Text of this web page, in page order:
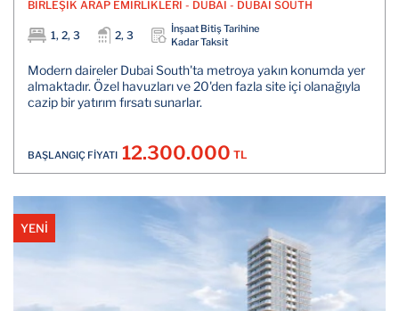
BİRLEŞİK ARAP EMİRLİKLERİ - DUBAİ - DUBAİ SOUTH
1, 2, 3 2, 3
İnşaat Bitiş Tarihine
Kadar Taksit
Modern daireler Dubai South'ta metroya yakın konumda yer
almaktadır. Özel havuzları ve 20'den fazla site içi olanağıyla
cazip bir yatırım fırsatı sunarlar.
BAŞLANGIÇ FİYATI 12.300.000 TL
YENİ